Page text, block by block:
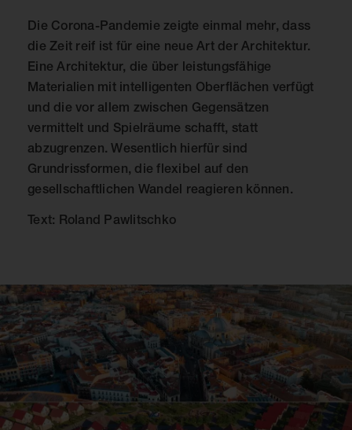
Die Corona-Pandemie zeigte einmal mehr, dass
die Zeit reif ist für eine neue Art der Architektur.
Eine Architektur, die über leistungsfähige
Materialien mit intelligenten Oberflächen verfügt
und die vor allem zwischen Gegensätzen
vermittelt und Spielräume schafft, statt
abzugrenzen. Wesentlich hierfür sind
Grundrissformen, die flexibel auf den
gesellschaftlichen Wandel reagieren können.
Text: Roland Pawlitschko